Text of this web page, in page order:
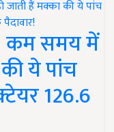
कम समय में
ये पांच
126.6